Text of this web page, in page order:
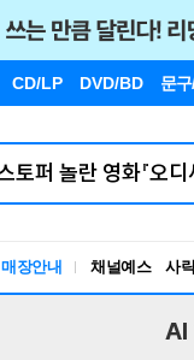
CD/LP DVD/BD 문구
매장안내 채널예스 사락
AI